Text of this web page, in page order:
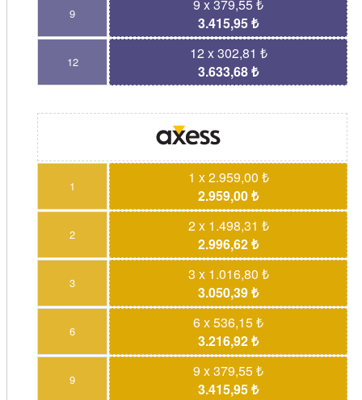
9
9 x 379,55 ₺
3.415,95 ₺
12
12 x 302,81 ₺
3.633,68 ₺
1
1 x 2.959,00 ₺
2.959,00 ₺
2
2 x 1.498,31 ₺
2.996,62 ₺
3
3 x 1.016,80 ₺
3.050,39 ₺
6
6 x 536,15 ₺
3.216,92 ₺
9
9 x 379,55 ₺
3.415,95 ₺